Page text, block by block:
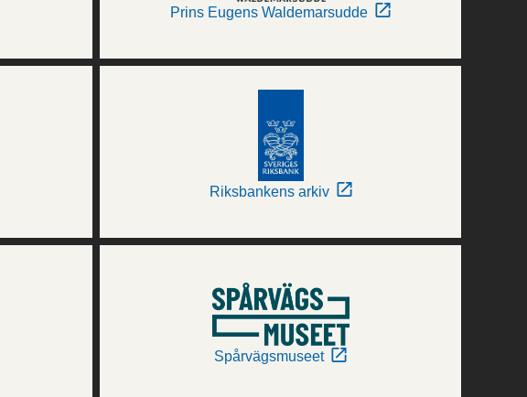
Prins Eugens Waldemarsudde
Riksbankens arkiv
Spårvägsmuseet